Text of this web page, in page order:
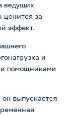
ведущих
ценится за
эффект.
и
помощниками
выпускается